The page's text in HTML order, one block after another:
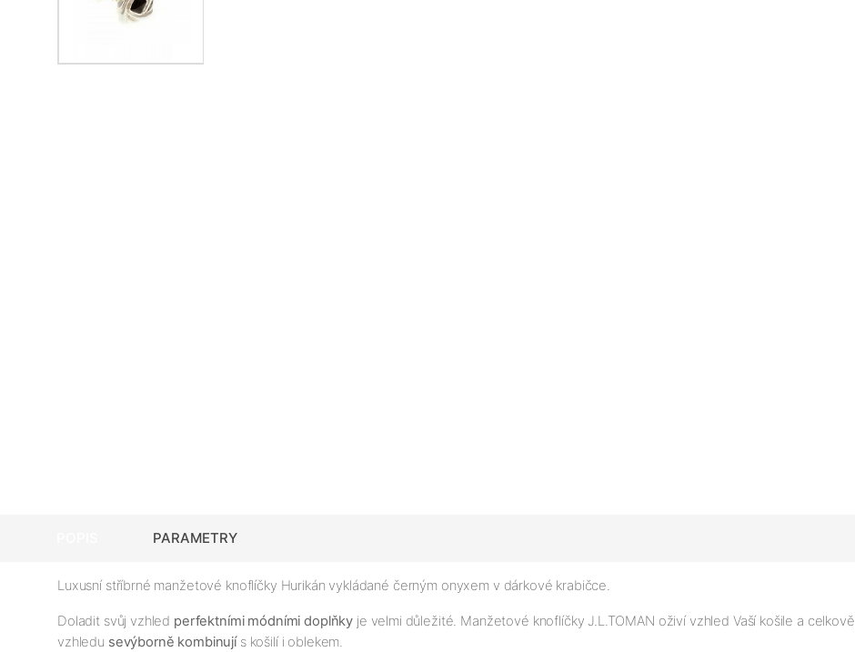
PARAMETRY
Luxusní stříbrné manžetové knoflíčky Hurikán vykládané černým onyxem v dárkové krabičce.
Doladit svůj vzhled perfektními módními doplňky je velmi důležité. Manžetové knoflíčky J.L.TOMAN oživí vzhled Vaší košile a celkově
vzhledu sevýborně kombinujís košilí i oblekem.